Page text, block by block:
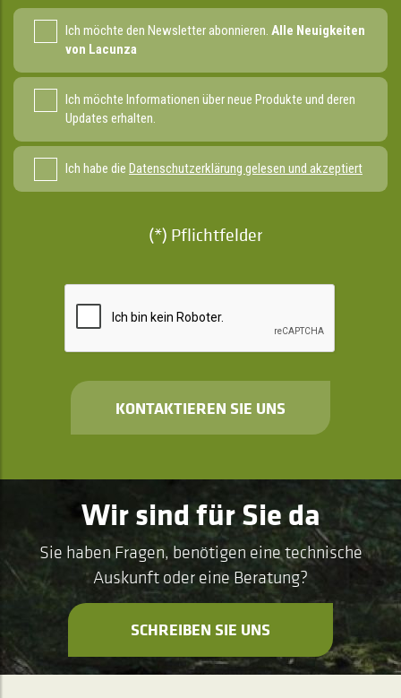
Ich möchte den Newsletter abonnieren. Alle Neuigkeiten
von Lacunza
Ich möchte Informationen über neue Produkte und deren
Updates erhalten.
Ich habe die Datenschutzerklärung gelesen und akzeptiert
(*) Pflichtfelder
KONTAKTIEREN SIE UNS
Wir sind für Sie da
Sie haben Fragen, benötigen eine technische
Auskunft oder eine Beratung?
SCHREIBEN SIE UNS